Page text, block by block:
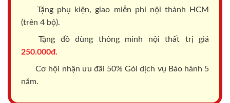
Tặng phụ kiện, giao miễn phí nội thành HCM
(trên 4 bộ).
Tặng đồ dùng thông minh nội thất trị giá
250.000đ.
Cơ hội nhận ưu đãi 50% Gói dịch vụ Bảo hành 5
năm.